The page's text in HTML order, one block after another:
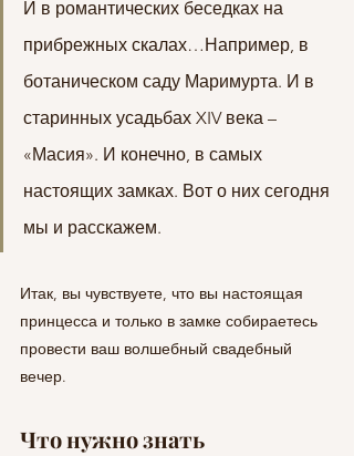
И в романтических беседках на
прибрежных скалах…Например, в
ботаническом саду Маримурта. И в
старинных усадьбах XIV века –
«Масия». И конечно, в самых
настоящих замках. Вот о них сегодня
мы и расскажем.
Итак, вы чувствуете, что вы настоящая
принцесса и только в замке собираетесь
провести ваш волшебный свадебный
вечер.
Что нужно знать